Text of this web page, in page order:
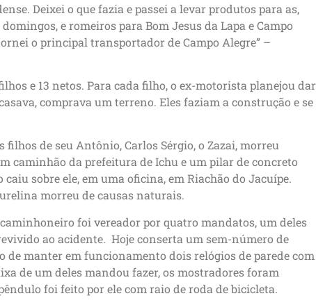
Deixei o que fazia e passei a levar produtos para as,
e romeiros para Bom Jesus da Lapa e Campo
o principal transportador de Campo Alegre” –
e 13 netos. Para cada filho, o ex-motorista planejou dar
comprava um terreno. Eles faziam a construção e se
filhos de seu Antônio, Carlos Sérgio, o Zazai, morreu
caminhão da prefeitura de Ichu e um pilar de concreto
sobre ele, em uma oficina, em Riachão do Jacuípe.
morreu de causas naturais.
foi vereador por quatro mandatos, um deles
ao acidente. Hoje conserta um sem-número de
de manter em funcionamento dois relógios de parede com
de um deles mandou fazer, os mostradores foram
foi feito por ele com raio de roda de bicicleta.